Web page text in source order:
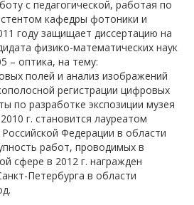
с педагогической, работая по
кафедры фотоники и
году защищает диссертацию на
физико-математических наук
– оптика, на тему:
полей и анализ изображений
регистрации цифровых
по разработке экспозиции музея
г. становится лауреатом
Федерации в области
работ, проводимых в
сфере в 2012 г. награжден
Петербурга в области